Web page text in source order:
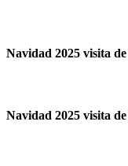
Navidad 2025 visita
Navidad 2025 visita